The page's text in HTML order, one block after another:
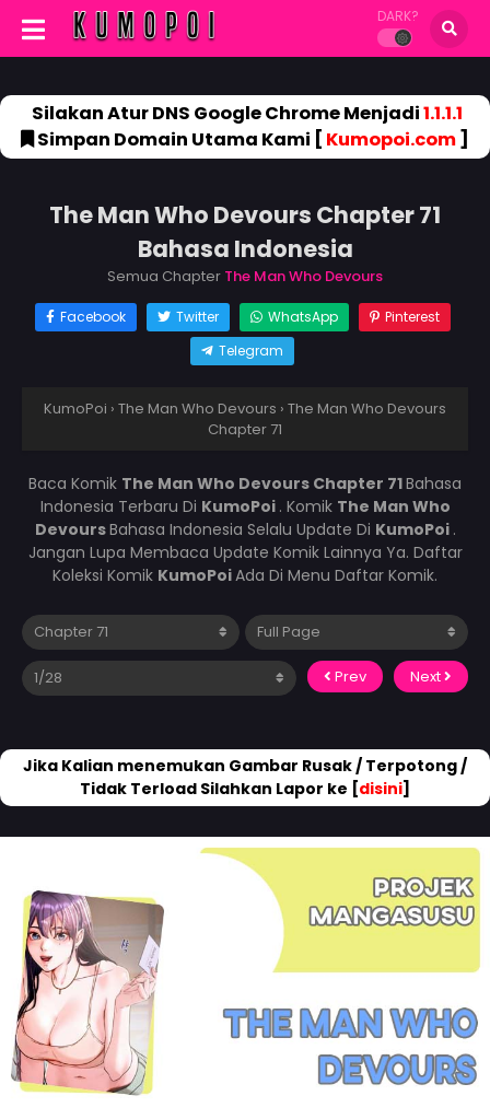
DARK?
Silakan Atur DNS Google Chrome Menjadi1.1.1.1
Simpan Domain Utama Kami [ Kumopoi.com]
The Man Who Devours Chapter 71
Bahasa Indonesia
Semua Chapter The Man Who Devours
Facebook Twitter WhatsApp
Pinterest
Telegram
KumoPoi › The Man Who Devours › The Man Who Devours
Chapter 71
Baca Komik The Man Who Devours Chapter 71Bahasa
Indonesia Terbaru Di KumoPoi . Komik The Man Who
DevoursBahasa Indonesia Selalu Update Di KumoPoi .
Jangan Lupa Membaca Update Komik Lainnya Ya. Daftar
Koleksi Komik KumoPoiAda Di Menu Daftar Komik.
Prev Next
Jika Kalian menemukan Gambar Rusak / Terpotong /
Tidak Terload Silahkan Lapor ke [disini]